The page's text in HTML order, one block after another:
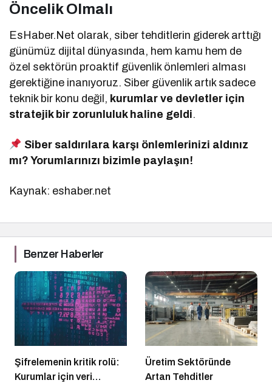
Öncelik Olmalı
EsHaber.Net olarak, siber tehditlerin giderek arttığı
günümüz dijital dünyasında, hem kamu hem de
özel sektörün proaktif güvenlik önlemleri alması
gerektiğine inanıyoruz. Siber güvenlik artık sadece
teknik bir konu değil, kurumlar ve devletler için
stratejik bir zorunluluk haline geldi.
Siber saldırılara karşı önlemlerinizi aldınız
mı? Yorumlarınızı bizimle paylaşın!
Kaynak: eshaber.net
Benzer Haberler
Şifrelemenin kritik rolü:
Kurumlar için veri
Üretim Sektöründe
Artan Tehditler